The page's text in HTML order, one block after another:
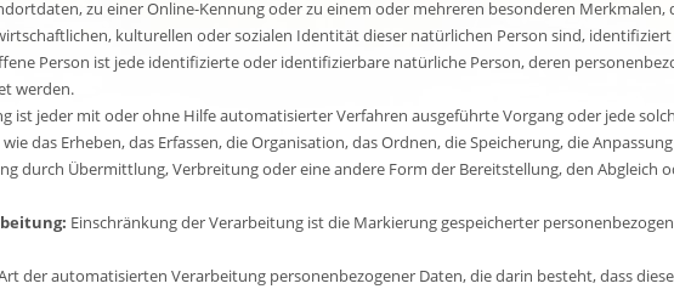
zu einer Online-Kennung oder zu einem oder mehreren besonderen Merkmalen,
kulturellen oder sozialen Identität dieser natürlichen Person sind,
Person ist jede identifizierte oder identifizierbare natürliche Person, deren
werden.
ist jeder mit oder ohne Hilfe automatisierter Verfahren ausgeführte Vorgang oder jede
das Erheben, das Erfassen, die Organisation, das Ordnen, die Speicherung, die
durch Übermittlung, Verbreitung oder eine andere Form der Bereitstellung, den Abgleich
Einschränkung der Verarbeitung ist die Markierung gespeicherter
der automatisierten Verarbeitung personenbezogener Daten, die darin besteht, dass